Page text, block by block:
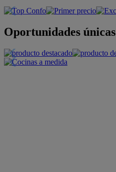
Oportunidades únicas